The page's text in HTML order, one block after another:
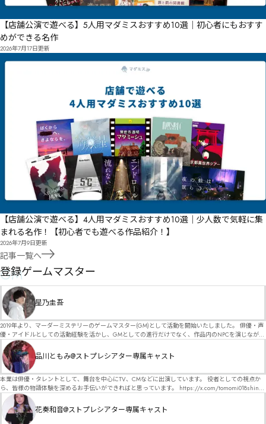
【店舗公演で遊べる】5人用マダミスおすすめ10選｜初心者にもおすす
めができる名作
2026年7月17日更新
【店舗公演で遊べる】4人用マダミスおすすめ10選｜少人数で気軽に集
まれる名作！【初心者でも遊べる作品紹介！】
2026年7月9日更新
記事一覧へ
GM
登録ゲームマスター
星乃圭吾
2019年より、マーダーミステリーのゲームマスター(GM)として活動を開始いたしました。 俳優・声
優・アイドルとしての活動経験を活かし、GMとしての進行だけでなく、作品内のNPCを演じなが
ら、お客様に物語の世界へ入り込んでいただくような演出・サービスを得意としています。 自分自
身でも作品制作を行っているので、作家さんが作品に込めた想いや意図を大切にしながら、その作
品の魅力をお客様に届けられるような公演を心がけています。 参加してくださる皆様がどんなエン
ディングを迎えるのか、どんな物語が生まれるのかを想像しながら、公演を進めていく時間が本当
に大好きです！ 対応可能作品は、オフライン（対面）作品のみとなります。 得意分野をひとつ挙げ
るなら恋愛もの（恋愛要素を含むシナリオ）ですが、ファンタジー、デスゲーム、青春ものなど、
ジャンルを問わず幅広く対応可能です！お任せください！ 《所属団体・店舗》 ★ Lanbelysma -ラン
ビリズマ- (代表・制作・GM) ★ ストーリープレイングシアター (GM) ★ フィネガンズ ウェイク
(GM)
品川ともみ@ストプレシアター専属キャスト
本業は俳優・タレントとして、舞台を中心にTV、CMなどに出演しています。 役者としての視点か
ら、皆様の物語体験を深めるお手伝いができればと思っています。 https://x.com/tomomi018shin?
s=11 活動内容はSNSにて投稿しています。 SPT所属。 ストーリープレイングシアター「星詠みの
標」にてGMデビュー。 ボードゲーム×体感型演劇 イマーシブカフェ「コアクト」(不定期開催)出
演中。
花奏和音@ストプレシアター専属キャスト